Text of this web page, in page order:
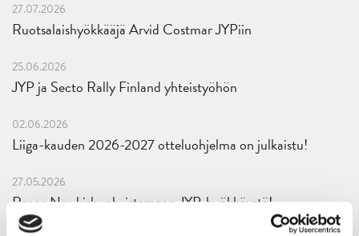
27.07.2026
Ruotsalaishyökkääjä Arvid Costmar JYPiin
25.06.2026
JYP ja Secto Rally Finland yhteistyöhön
02.06.2026
Liiga-kauden 2026-2027 otteluohjelma on julkaistu!
27.05.2026
Reece Newkirk vahvistamaan JYP-hyökkäystä!